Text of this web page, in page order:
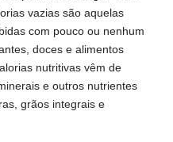
vazias são aquelas
com pouco ou nenhum
doces e alimentos
nutritivas vêm de
e outros nutrientes
grãos integrais e